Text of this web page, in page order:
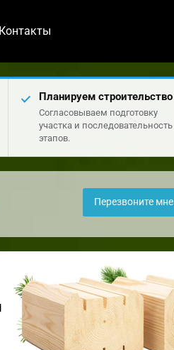
Контакты
Планируем строительство
Согласовываем подготовку
участка и последовательность
этапов.
Перезвоните мне